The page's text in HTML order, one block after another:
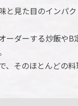
と見た目のインパ
ーダーする炒飯やB
、そのほとんどの